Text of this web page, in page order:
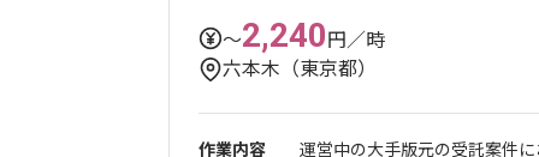
〜2,240円／時
六本木（東京都）
作業内容
運営中の大手版元の受託案件に